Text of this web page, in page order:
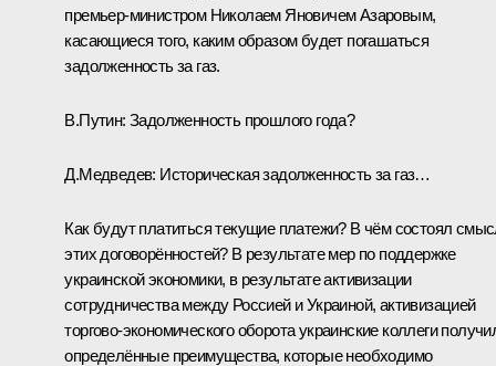
премьер-министром Николаем Яновичем Азаровым,
касающиеся того, каким образом будет погашаться
задолженность за газ.
В.Путин: Задолженность прошлого года?
Д.Медведев: Историческая задолженность за газ…
Как будут платиться текущие платежи? В чём состоял
этих договорённостей? В результате мер по поддержке
украинской экономики, в результате активизации
сотрудничества между Россией и Украиной, активизацией
торгово-экономического оборота украинские коллеги
определённые преимущества, которые необходимо